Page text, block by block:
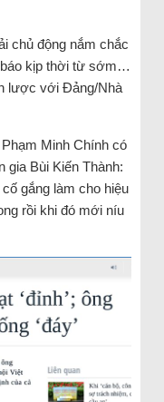
chủ động nắm chắc
báo kịp thời từ sớm…
lược với Đảng/Nhà
Minh Chính có
gia Bùi Kiến Thành:
gắng làm cho hiệu
rồi khi đó mới níu